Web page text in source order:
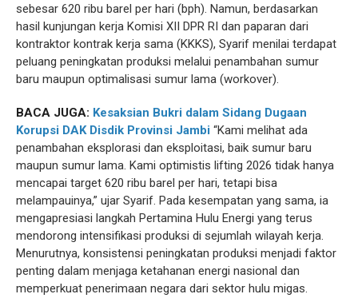
sebesar 620 ribu barel per hari (bph). Namun, berdasarkan
hasil kunjungan kerja Komisi XII DPR RI dan paparan dari
kontraktor kontrak kerja sama (KKKS), Syarif menilai terdapat
peluang peningkatan produksi melalui penambahan sumur
baru maupun optimalisasi sumur lama (workover).
BACA JUGA: Kesaksian Bukri dalam Sidang Dugaan
Korupsi DAK Disdik Provinsi Jambi “Kami melihat ada
penambahan eksplorasi dan eksploitasi, baik sumur baru
maupun sumur lama. Kami optimistis lifting 2026 tidak hanya
mencapai target 620 ribu barel per hari, tetapi bisa
melampauinya,” ujar Syarif. Pada kesempatan yang sama, ia
mengapresiasi langkah Pertamina Hulu Energi yang terus
mendorong intensifikasi produksi di sejumlah wilayah kerja.
Menurutnya, konsistensi peningkatan produksi menjadi faktor
penting dalam menjaga ketahanan energi nasional dan
memperkuat penerimaan negara dari sektor hulu migas.